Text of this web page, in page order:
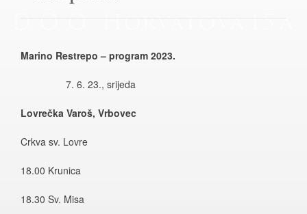
Marino Restrepo – program 2023.
6. 23., srijeda
Lovrečka Varoš, Vrbovec
Crkva sv. Lovre
18.00 Krunica
18.30 Sv. Misa